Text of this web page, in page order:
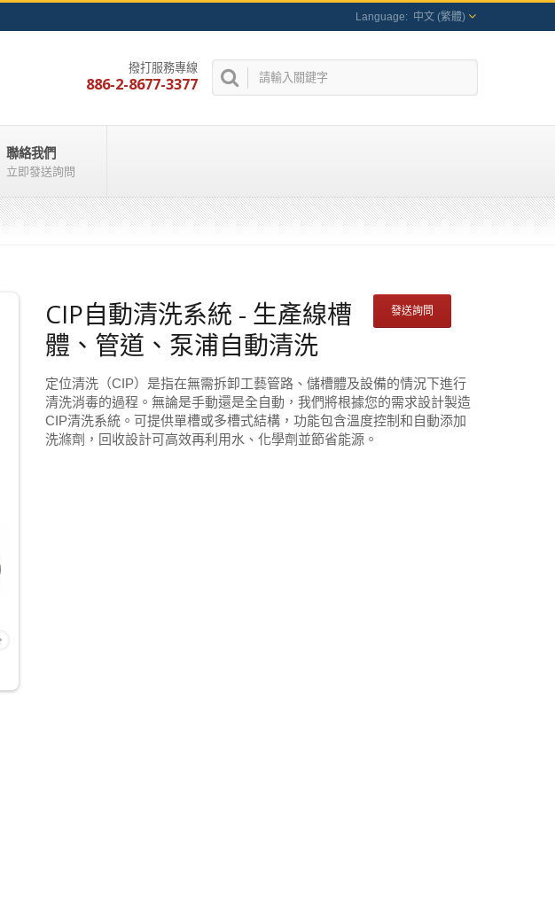
中文 (繁體)
撥打服務專線
886-2-8677-3377
聯絡我們
立即發送詢問
發送詢問
CIP自動清洗系統 - 生產線槽
體、管道、泵浦自動清洗
定位清洗（CIP）是指在無需拆卸工藝管路、儲槽體及設備的情況下進行
清洗消毒的過程。無論是手動還是全自動，我們將根據您的需求設計製造
CIP清洗系統。可提供單槽或多槽式結構，功能包含溫度控制和自動添加
洗滌劑，回收設計可高效再利用水、化學劑並節省能源。